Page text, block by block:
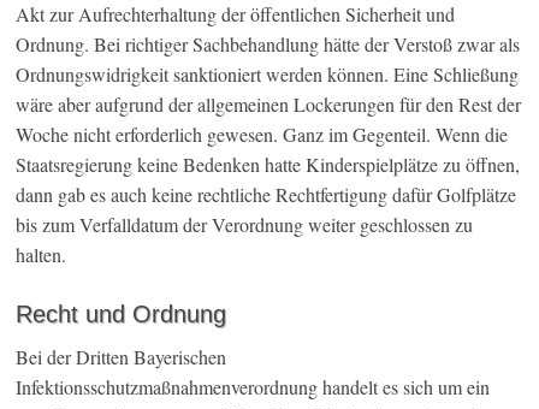
Akt zur Aufrechterhaltung der öffentlichen Sicherheit und
Ordnung. Bei richtiger Sachbehandlung hätte der Verstoß zwar als
Ordnungswidrigkeit sanktioniert werden können. Eine Schließung
wäre aber aufgrund der allgemeinen Lockerungen für den Rest der
Woche nicht erforderlich gewesen. Ganz im Gegenteil. Wenn die
Staatsregierung keine Bedenken hatte Kinderspielplätze zu öffnen,
dann gab es auch keine rechtliche Rechtfertigung dafür Golfplätze
bis zum Verfalldatum der Verordnung weiter geschlossen zu
halten.
Recht und Ordnung
Bei der Dritten Bayerischen
Infektionsschutzmaßnahmenverordnung handelt es sich um ein